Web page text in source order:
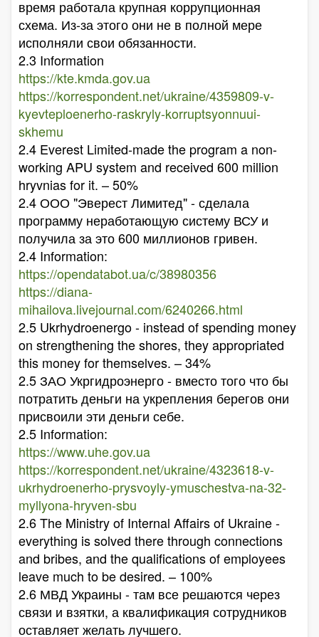
время работала крупная коррупционная
схема. Из-за этого они не в полной мере
исполняли свои обязанности.
2.3 Information
https://kte.kmda.gov.ua
https://korrespondent.net/ukraine/4359809-v-
kyevteploenerho-raskryly-korruptsyonnuui-
skhemu
2.4 Everest Limited-made the program a non-
working APU system and received 600 million
hryvnias for it. – 50%
2.4 ООО "Эверест Лимитед" - сделала
программу неработающую систему ВСУ и
получила за это 600 миллионов гривен.
2.4 Information:
https://opendatabot.ua/c/38980356
https://diana-
mihailova.livejournal.com/6240266.html
2.5 Ukrhydroenergo - instead of spending money
on strengthening the shores, they appropriated
this money for themselves. – 34%
2.5 ЗАО Укргидроэнерго - вместо того что бы
потратить деньги на укрепления берегов они
присвоили эти деньги себе.
2.5 Information:
https://www.uhe.gov.ua
https://korrespondent.net/ukraine/4323618-v-
ukrhydroenerho-prysvoyly-ymuschestva-na-32-
myllyona-hryven-sbu
2.6 The Ministry of Internal Affairs of Ukraine -
everything is solved there through connections
and bribes, and the qualifications of employees
leave much to be desired. – 100%
2.6 МВД Украины - там все решаются через
связи и взятки, а квалификация сотрудников
оставляет желать лучшего.